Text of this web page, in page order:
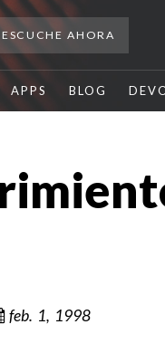
ESCUCHE AHORA
APPS BLOG
feb. 1, 1998